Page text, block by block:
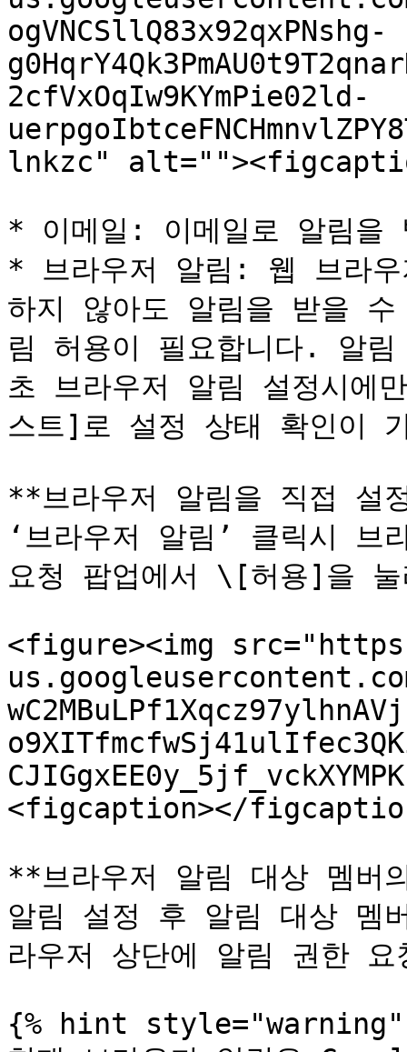
ogVNCSllQ83x92qxPNshg-
2cfVxOqIw9KYmPie02ld-
lnkzc"
* 이메일: 이메일로 알림을
* 브라우저 알림: 웹 브라우
하지 않아도 알림을 받을
림 허용이 필요합니다. 알
초 브라우저 알림 설정시
스트]로 설정 상태 확인이
**브라우저 알림을 직접 설
‘브라우저 알림’ 클릭시 브
요청 팝업에서 \[허용]을 눌
<figure><img
<figcaption></
**브라우저 알림 대상 멤버
알림 설정 후 알림 대상 멤
라우저 상단에 알림 권한
{% hint style="warning"